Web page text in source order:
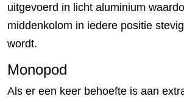
uitgevoerd in licht aluminium
middenkolom in iedere positie
wordt.
Monopod
Als er een keer behoefte is aan